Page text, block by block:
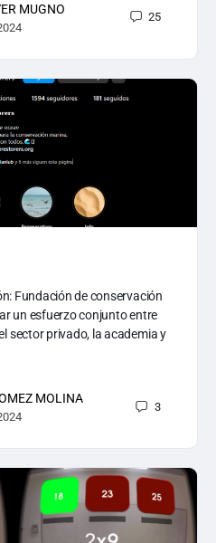
MUGNO
25
Fundación de conservación
un esfuerzo conjunto entre
sector privado, la academia y
MOLINA
3